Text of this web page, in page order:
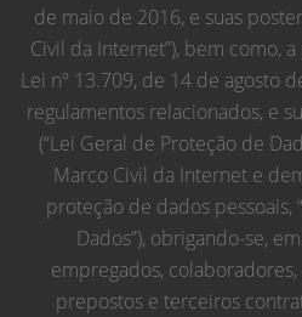
de maio de 2016, e suas
Civil da Internet”), bem como,
Lei nº 13.709, de 14 de agosto
regulamentos relacionados, e
(“Lei Geral de Proteção de
Marco Civil da Internet e
proteção de dados pessoais,
Dados”), obrigando-se,
empregados,
prepostos e terceiros